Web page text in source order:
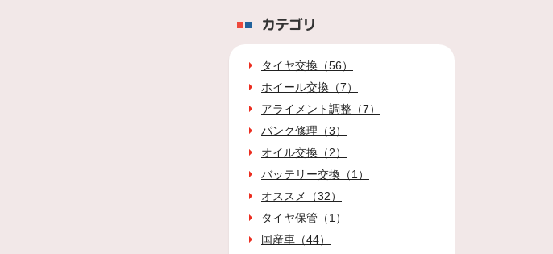
カテゴリ
タイヤ交換（56）
ホイール交換（7）
アライメント調整（7）
パンク修理（3）
オイル交換（2）
バッテリー交換（1）
オススメ（32）
タイヤ保管（1）
国産車（44）